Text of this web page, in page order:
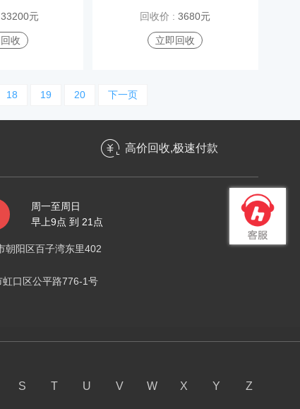
33200元
收
回收价 :3680元
立即回收
18 19 20 下一页
高价回收,极速付款
周一至周日
早上9点 到 21点
朝阳区百子湾东里402
虹口区公平路776-1号
S T U V W X Y Z